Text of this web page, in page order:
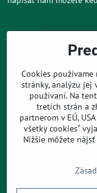
O NÁKUPE
PRE
Cookies
stránky, analýzu jej
používaní. Na
tretích strán a
partnerom v EÚ,
všetky cookies“
Nižšie môžete